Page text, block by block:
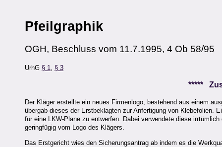
Pfeilgraphik
OGH, Beschluss vom 11.7.1995, 4 Ob 58/95
UrhG § 1, § 3
*****
Der Kläger erstellte ein neues Firmenlogo, bestehend aus einem
übergab dieses der Erstbeklagten zur Anfertigung von Klebefolien.
für eine LKW-Plane zu entwerfen. Dabei verwendete diese
geringfügig vom Logo des Klägers.
Das Erstgericht wies den Sicherungsantrag ab indem es die